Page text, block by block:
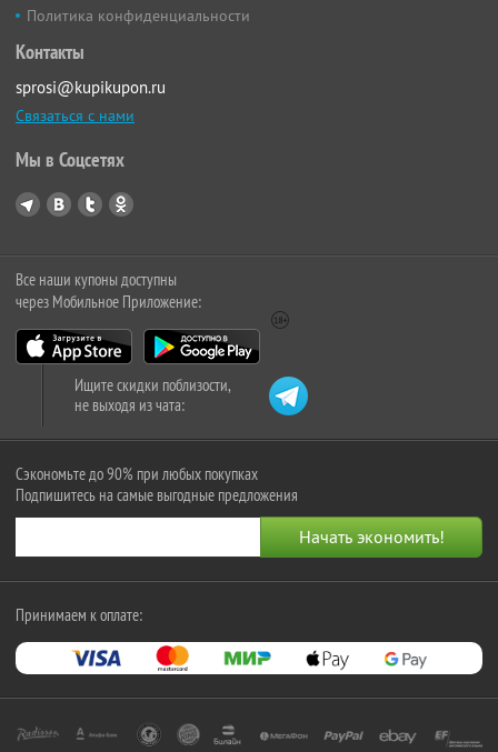
Политика конфиденциальности
Контакты
sprosi@kupikupon.ru
Связаться с нами
Мы в Соцсетях
Все наши купоны доступны
через Мобильное Приложение:
Ищите скидки поблизости,
не выходя из чата:
Сэкономьте до 90% при любых покупках
Подпишитесь на самые выгодные предложения
Принимаем к оплате: